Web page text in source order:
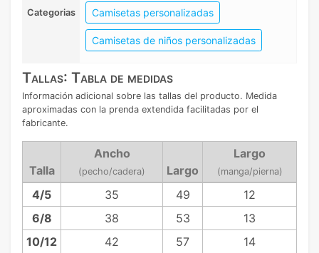
Categorias Camisetas personalizadas
Camisetas de niños personalizadas
Tallas: Tabla de medidas
Información adicional sobre las tallas del producto. Medida
aproximadas con la prenda extendida facilitadas por el
fabricante.
Talla
Ancho
(pecho/cadera) Largo
Largo
(manga/pierna)
4/5 35 49
12
6/8
38 53
13
10/12
42 57 14